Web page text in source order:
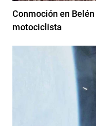
Conmoción en
motociclista